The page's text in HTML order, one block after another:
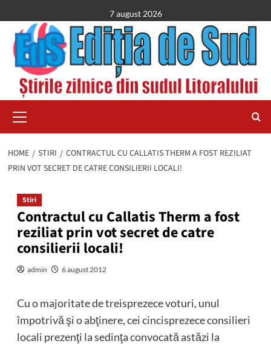
to
content
7 august 2026
Menu
HOME STIRI
CONTRACTUL CU CALLATIS THERM A FOST REZILIAT
PRIN VOT SECRET DE CATRE CONSILIERII LOCALI!
Stiri
Contractul cu Callatis Therm a fost
reziliat prin vot secret de catre
consilierii locali!
admin 6 august 2012
Cu o majoritate de treisprezece voturi, unul
împotrivă şi o abţinere, cei cincisprezece consilieri
locali prezenţi la sedinţa convocată astăzi la